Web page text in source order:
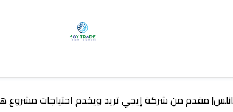
مقدم من شركة إيجي تريد ويخدم احتياجات مشروع